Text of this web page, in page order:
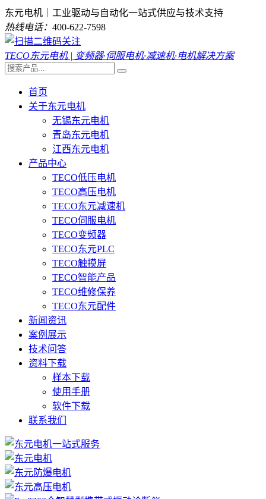
东元电机｜工业驱动与自动化一站式供应与技术支持
热线电话： 400-622-7598
TECO东元电机 | 变频器·伺服电机·减速机·电机解决方案
首页
关于东元电机
无锡东元电机
青岛东元电机
江西东元电机
产品中心
TECO低压电机
TECO高压电机
TECO东元减速机
TECO伺服电机
TECO变频器
TECO东元PLC
TECO触摸屏
TECO智能产品
TECO维修保养
TECO东元配件
新闻资讯
案例展示
技术问答
资料下载
样本下载
使用手册
软件下载
联系我们